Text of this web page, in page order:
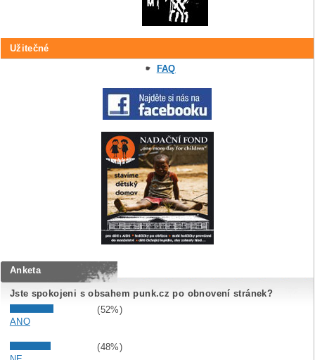
Užitečné
FAQ
Anketa
Jste spokojeni s obsahem punk.cz po obnovení stránek?
(52%)
ANO
(48%)